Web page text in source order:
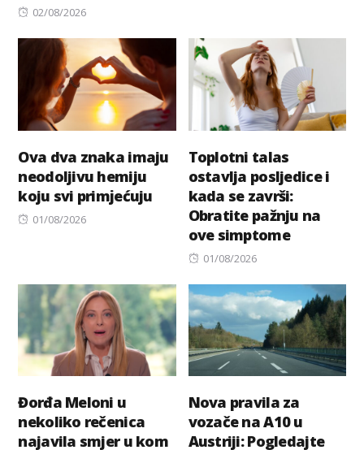
Posted
02/08/2026
Ova dva znaka imaju
neodoljivu hemiju
koju svi primјećuju
Posted
01/08/2026
Toplotni talas
ostavlja posljedice i
kada se završi:
Obratite pažnju na
ove simptome
Posted
01/08/2026
Đorđa Meloni u
nekoliko rečenica
najavila smjer u kom
Nova pravila za
vozače na A10 u
Austriji: Pogledajte